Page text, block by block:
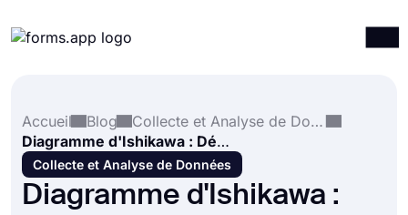
Intégrations
Modèles
Ressources
Accueil
Blog
Collecte et Analyse de Données
Diagramme d'Ishikawa : Définition, modèles et avantages
Collecte et Analyse de Données
Diagramme d'Ishikawa :